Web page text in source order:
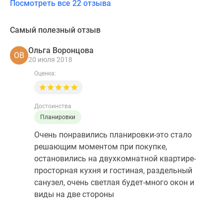
Посмотреть все 22 отзыва
Самый полезный отзыв
ОВ
Ольга Воронцова
20 июля 2018
Оценка:
Достоинства
Планировки
Очень понравились планировки-это стало
решающим моментом при покупке,
остановились на двухкомнатной квартире-
просторная кухня и гостиная, раздельный
санузел, очень светлая будет-много окон и
виды на две стороны